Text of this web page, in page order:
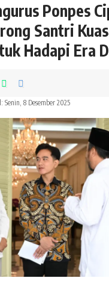
Ponpes
Santri
Hadapi Era
Senin, 8 Desember 2025